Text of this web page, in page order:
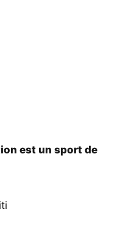
est un sport de